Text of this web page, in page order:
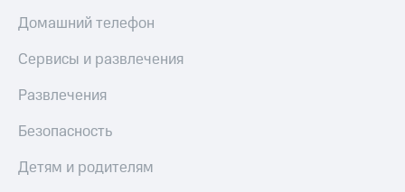
Домашний телефон
Сервисы и развлечения
Развлечения
Безопасность
Детям и родителям